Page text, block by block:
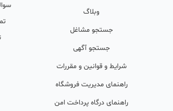
وبلاگ
جستجو مشاغل
جستجو آگهی
شرایط و قوانین و مقررات
راهنمای مدیریت فروشگاه
راهنمای درگاه پرداخت امن